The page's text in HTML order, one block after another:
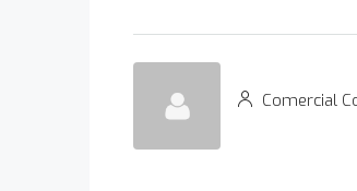
Comercial